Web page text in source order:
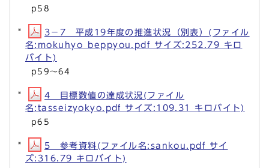
p58
3－7 平成19年度の推進状況（別表）(ファイル
名:mokuhyo_beppyou.pdf サイズ:252.79 キロ
バイト)
p59～64
4 目標数値の達成状況(ファイル
名:tasseizyokyo.pdf サイズ:109.31 キロバイト)
p65
5 参考資料(ファイル名:sankou.pdf サイ
ズ:316.79 キロバイト)